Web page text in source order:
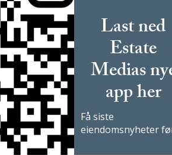
Last ned
Estate
Medias
app her
Få siste
eiendomsnyheter